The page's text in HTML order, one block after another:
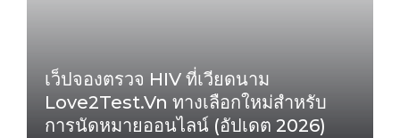
เว็ปจองตรวจ HIV ที่เวียดนาม
Love2Test.vn ทางเลือกใหม่สำหรับ
การนัดหมายออนไลน์ (อัปเดต 2026)